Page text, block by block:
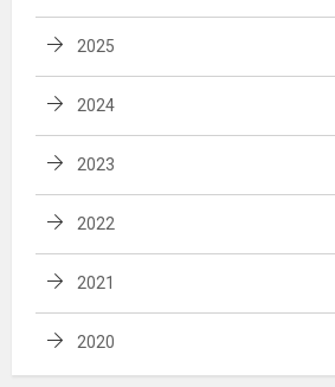
2025
2024
2023
2022
2021
2020